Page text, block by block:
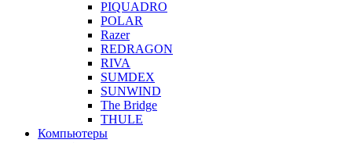
PIQUADRO
POLAR
Razer
REDRAGON
RIVA
SUMDEX
SUNWIND
The Bridge
THULE
Компьютеры